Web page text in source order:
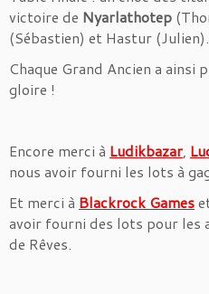
victoire de Nyarlathotep
(Sébastien) et Hastur (Julien).
Chaque Grand Ancien a ainsi
gloire !
Encore merci à Ludikbazar,
nous avoir fourni les lots à
Et merci à Blackrock Games
avoir fourni des lots pour les
de Rêves.